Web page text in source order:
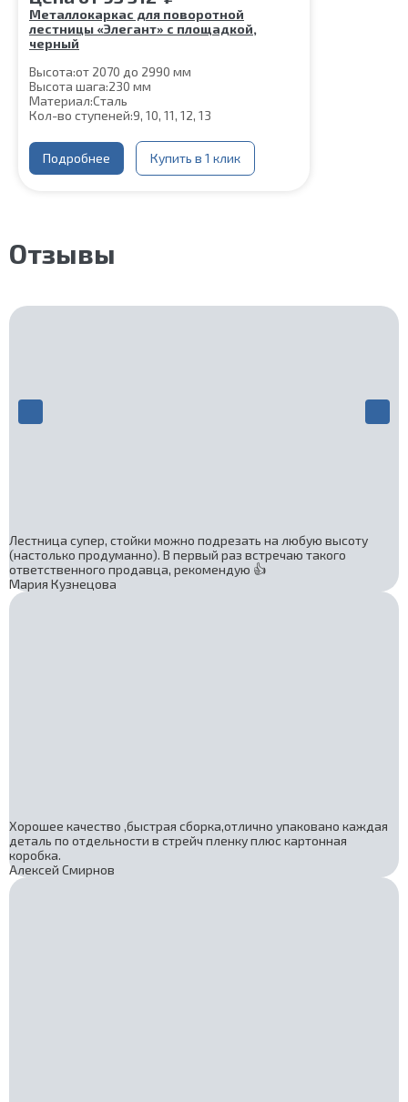
Металлокаркас для поворотной
лестницы «Элегант» с площадкой,
черный
Высота:от 2070 до 2990 мм
Высота шага:230 мм
Материал:Сталь
Кол-во ступеней:9, 10, 11, 12, 13
Подробнее Купить в 1 клик
Отзывы
Лестница супер, стойки можно подрезать на любую высоту
(настолько продуманно). В первый раз встречаю такого
ответственного продавца, рекомендую 👍
Мария Кузнецова
Хорошее качество ,быстрая сборка,отлично упаковано каждая
деталь по отдельности в стрейч пленку плюс картонная
коробка.
Алексей Смирнов